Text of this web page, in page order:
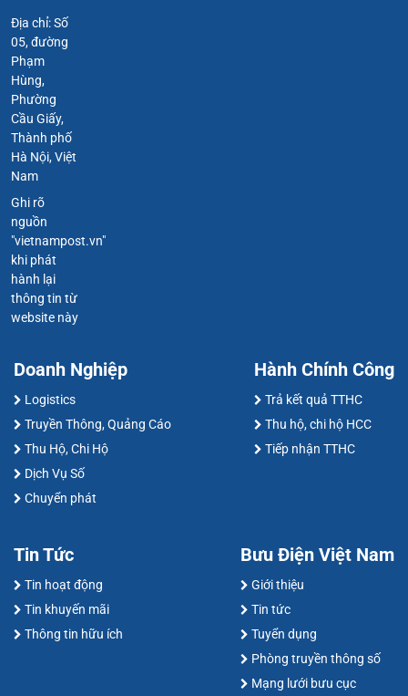
Địa chỉ: Số
05, đường
Phạm
Hùng,
Phường
Cầu Giấy,
Thành phố
Hà Nội, Việt
Nam
Ghi rõ
nguồn
"vietnampost.vn"
khi phát
hành lại
thông tin từ
website này
Doanh Nghiệp
Logistics
Truyền Thông, Quảng Cáo
Thu Hộ, Chi Hộ
Dịch Vụ Số
Chuyển phát
Hành Chính Công
Trả kết quả TTHC
Thu hộ, chi hộ HCC
Tiếp nhận TTHC
Tin Tức
Tin hoạt động
Tin khuyến mãi
Thông tin hữu ích
Bưu Điện Việt Nam
Giới thiệu
Tin tức
Tuyển dụng
Phòng truyền thông số
Mạng lưới bưu cục